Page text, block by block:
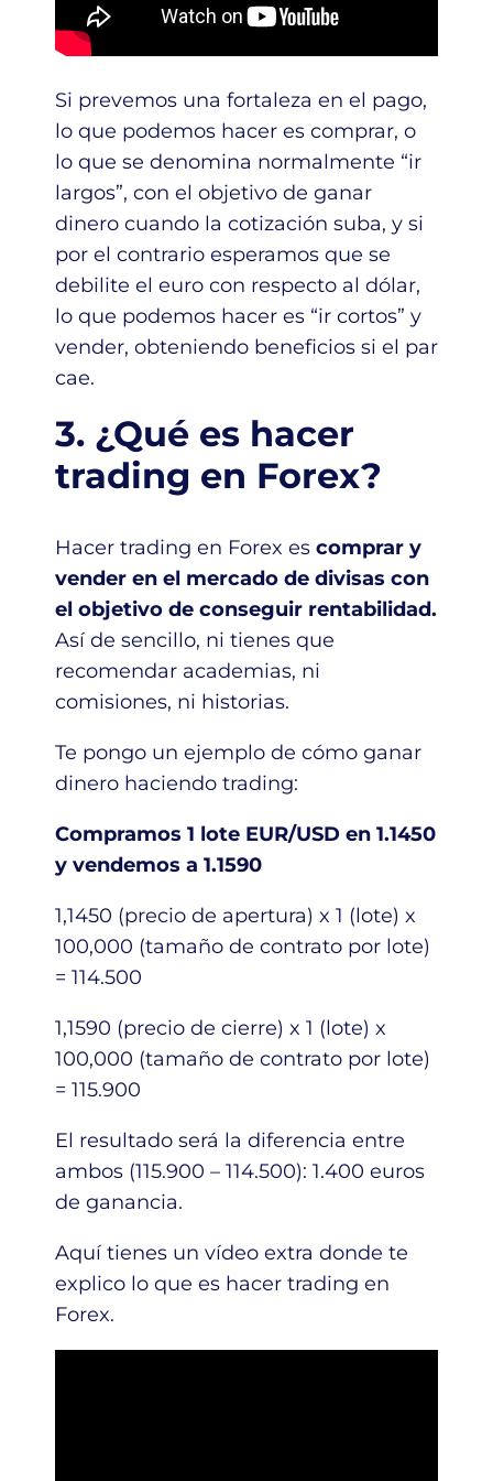
Si prevemos una fortaleza en el pago,
lo que podemos hacer es comprar, o
lo que se denomina normalmente “ir
largos”, con el objetivo de ganar
dinero cuando la cotización suba, y si
por el contrario esperamos que se
debilite el euro con respecto al dólar,
lo que podemos hacer es “ir cortos” y
vender, obteniendo beneficios si el par
cae.
3. ¿Qué es hacer
trading en Forex?
Hacer trading en Forex es comprar y
vender en el mercado de divisas con
el objetivo de conseguir rentabilidad.
Así de sencillo, ni tienes que
recomendar academias, ni
comisiones, ni historias.
Te pongo un ejemplo de cómo ganar
dinero haciendo trading:
Compramos 1 lote EUR/USD en 1.1450
y vendemos a 1.1590
1,1450 (precio de apertura) x 1 (lote) x
100,000 (tamaño de contrato por lote)
= 114.500
1,1590 (precio de cierre) x 1 (lote) x
100,000 (tamaño de contrato por lote)
= 115.900
El resultado será la diferencia entre
ambos (115.900 – 114.500): 1.400 euros
de ganancia.
Aquí tienes un vídeo extra donde te
explico lo que es hacer trading en
Forex.